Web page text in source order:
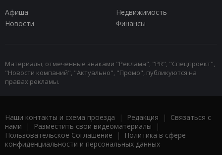
Афиша
Недвижимость
Новости
Финансы
Материалы, отмеченные знаками "Реклама", "PR", "Спецпроект",
"Новости компаний", "Актуально", "Промо", публикуются на
правах рекламы.
Наши контакты и схема проезда | Редакция | Связаться с
нами | Разместить свои видеоматериалы |
Пользовательское Соглашение |
Политика в сфере
конфиденциальности и персональных данных